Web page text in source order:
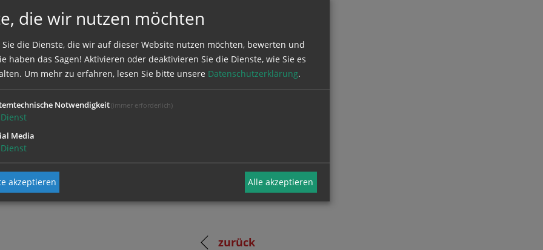
sich mit Ihrem Benutzernamen und
zurück
die wir nutzen möchten
Sie die Dienste, die wir auf dieser Website nutzen möchten, bewerten und
haben das Sagen! Aktivieren oder deaktivieren Sie die Dienste, wie Sie es
Um mehr zu erfahren, lesen Sie bitte unsere Datenschutzerklärung.
Notwendigkeit (immer erforderlich)
Dienst
Media
Dienst
akzeptieren Alle akzeptieren